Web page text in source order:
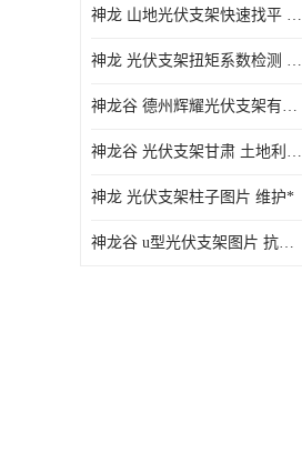
神龙 山地光伏支架快速找平 抗风耐压
神龙 光伏支架扭矩系数检测 适应性强
神龙谷 德州辉耀光伏支架有限公司 材质多样
神龙谷 光伏支架甘肃 土地利用率高
神龙 光伏支架柱子图片 维护*
神龙谷 u型光伏支架图片 抗紫外线